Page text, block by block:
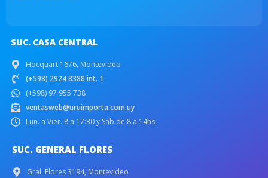
SUC. CASA CENTRAL
Hocquart 1676, Montevideo
(+598) 2924 8388 int. 1
(+598) 97 955 738
ventasweb@uruimporta.com.uy
Lun. a Vier. 8 a 17:30 y Sáb de 8 a 14hs.
SUC. GENERAL FLORES
Gral. Flores 3194, Montevideo